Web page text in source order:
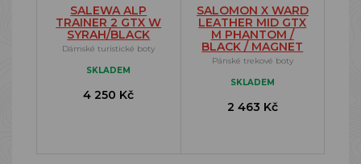
SALEWA ALP
TRAINER 2 GTX W
SYRAH/BLACK
Dámské turistické boty
SKLADEM
4 250 Kč
SALOMON X WARD
LEATHER MID GTX
M PHANTOM /
BLACK / MAGNET
Pánské trekové boty
SKLADEM
2 463 Kč